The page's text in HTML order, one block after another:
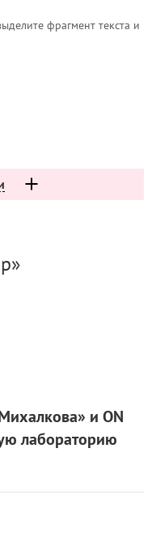
фрагмент текста и
и ON
лабораторию